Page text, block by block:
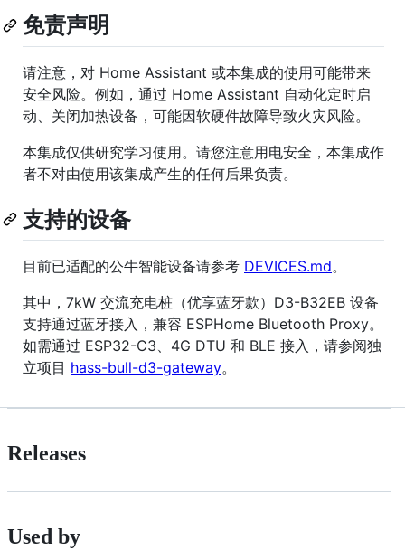
免责声明
请注意，对 Home Assistant 或本集成的使用可能带来
安全风险。例如，通过 Home Assistant 自动化定时启
动、关闭加热设备，可能因软硬件故障导致火灾风险。
本集成仅供研究学习使用。请您注意用电安全，本集成作
者不对由使用该集成产生的任何后果负责。
支持的设备
目前已适配的公牛智能设备请参考 DEVICES.md。
其中，7kW 交流充电桩（优享蓝牙款）D3-B32EB 设备
支持通过蓝牙接入，兼容 ESPHome Bluetooth Proxy。
如需通过 ESP32-C3、4G DTU 和 BLE 接入，请参阅独
立项目 hass-bull-d3-gateway。
Releases
Used by